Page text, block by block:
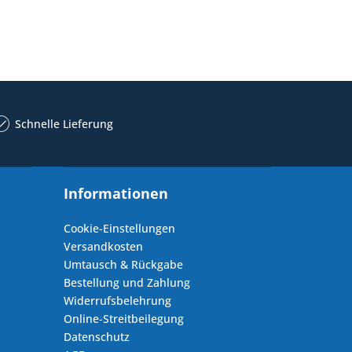
Schnelle Lieferung
Informationen
Cookie-Einstellungen
Versandkosten
Umtausch & Rückgabe
Bestellung und Zahlung
Widerrufsbelehrung
Online-Streitbeilegung
Datenschutz